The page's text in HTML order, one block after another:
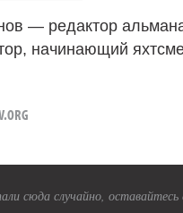
— редактор
начинающий
сюда случайно,